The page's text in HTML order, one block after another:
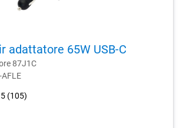
adattatore 65W USB-C
87J1C
(105)